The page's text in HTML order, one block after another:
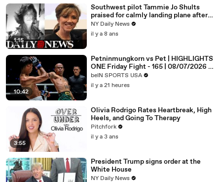
1:15
Southwest pilot Tammie Jo Shults
praised for calmly landing plane after
engine exploded
NY Daily News
il y a 8 ans
10:42
Petninmungkorn vs Pet | HIGHLIGHTS
ONE Friday Fight - 165 | 08/07/2026 |
beIN SPORTS USA
beIN SPORTS USA
il y a 21 heures
3:55
Olivia Rodrigo Rates Heartbreak, High
Heels, and Going To Therapy
Pitchfork
il y a 3 ans
President Trump signs order at the
White House
NY Daily News